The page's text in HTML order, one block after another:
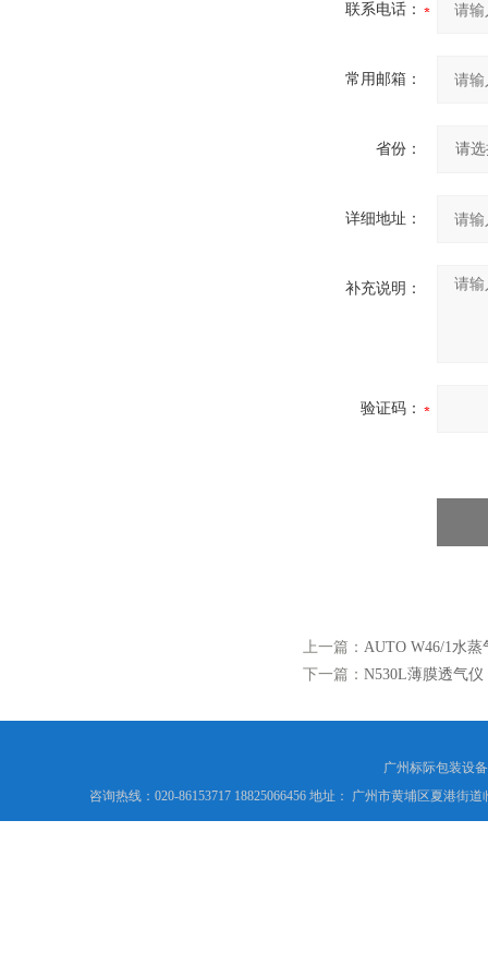
联系电话：
常用邮箱：
省份：
详细地址：
补充说明：
验证码：
上一篇： AUTO W46/1水
下一篇： N530L薄膜透气仪
广州标际包装设
咨询热线：020-86153717 18825066456 地址： 广州市黄埔区夏港街